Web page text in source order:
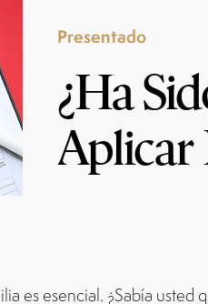
Presentado
¿Ha
Aplicar
es esencial. ¿Sabía